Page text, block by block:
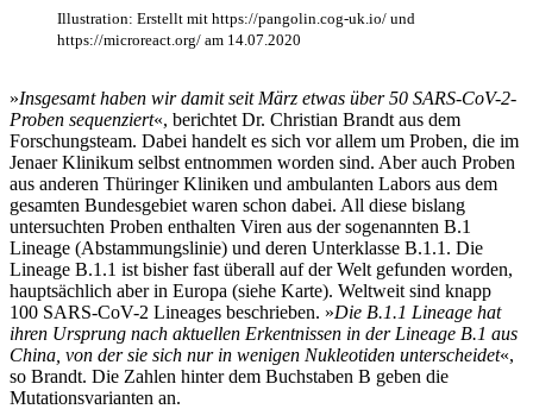
Illustration: Erstellt mit https://pangolin.cog-uk.io/ und
https://microreact.org/ am 14.07.2020
»Insgesamt haben wir damit seit März etwas über 50 SARS-CoV-2-
Proben sequenziert«, berichtet Dr. Christian Brandt aus dem
Forschungsteam. Dabei handelt es sich vor allem um Proben, die im
Jenaer Klinikum selbst entnommen worden sind. Aber auch Proben
aus anderen Thüringer Kliniken und ambulanten Labors aus dem
gesamten Bundesgebiet waren schon dabei. All diese bislang
untersuchten Proben enthalten Viren aus der sogenannten B.1
Lineage (Abstammungslinie) und deren Unterklasse B.1.1. Die
Lineage B.1.1 ist bisher fast überall auf der Welt gefunden worden,
hauptsächlich aber in Europa (siehe Karte). Weltweit sind knapp
100 SARS-CoV-2 Lineages beschrieben. »Die B.1.1 Lineage hat
ihren Ursprung nach aktuellen Erkentnissen in der Lineage B.1 aus
China, von der sie sich nur in wenigen Nukleotiden unterscheidet«,
so Brandt. Die Zahlen hinter dem Buchstaben B geben die
Mutationsvarianten an.